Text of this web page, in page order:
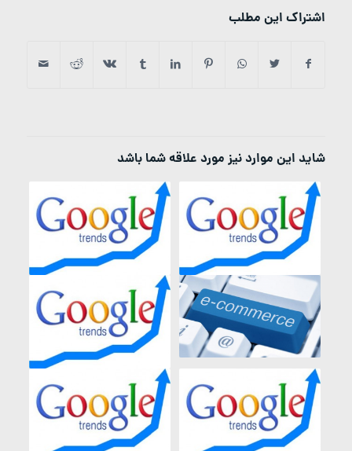
اشتراک این مطلب
شاید این موارد نیز مورد علاقه شما باشد